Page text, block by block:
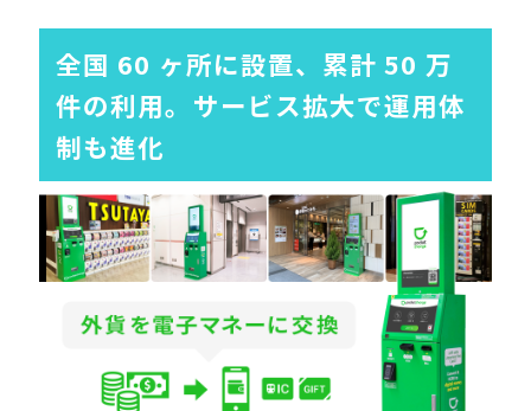
全国 60 ヶ所に設置、累計 50 万
件の利用。サービス拡大で運用体
制も進化